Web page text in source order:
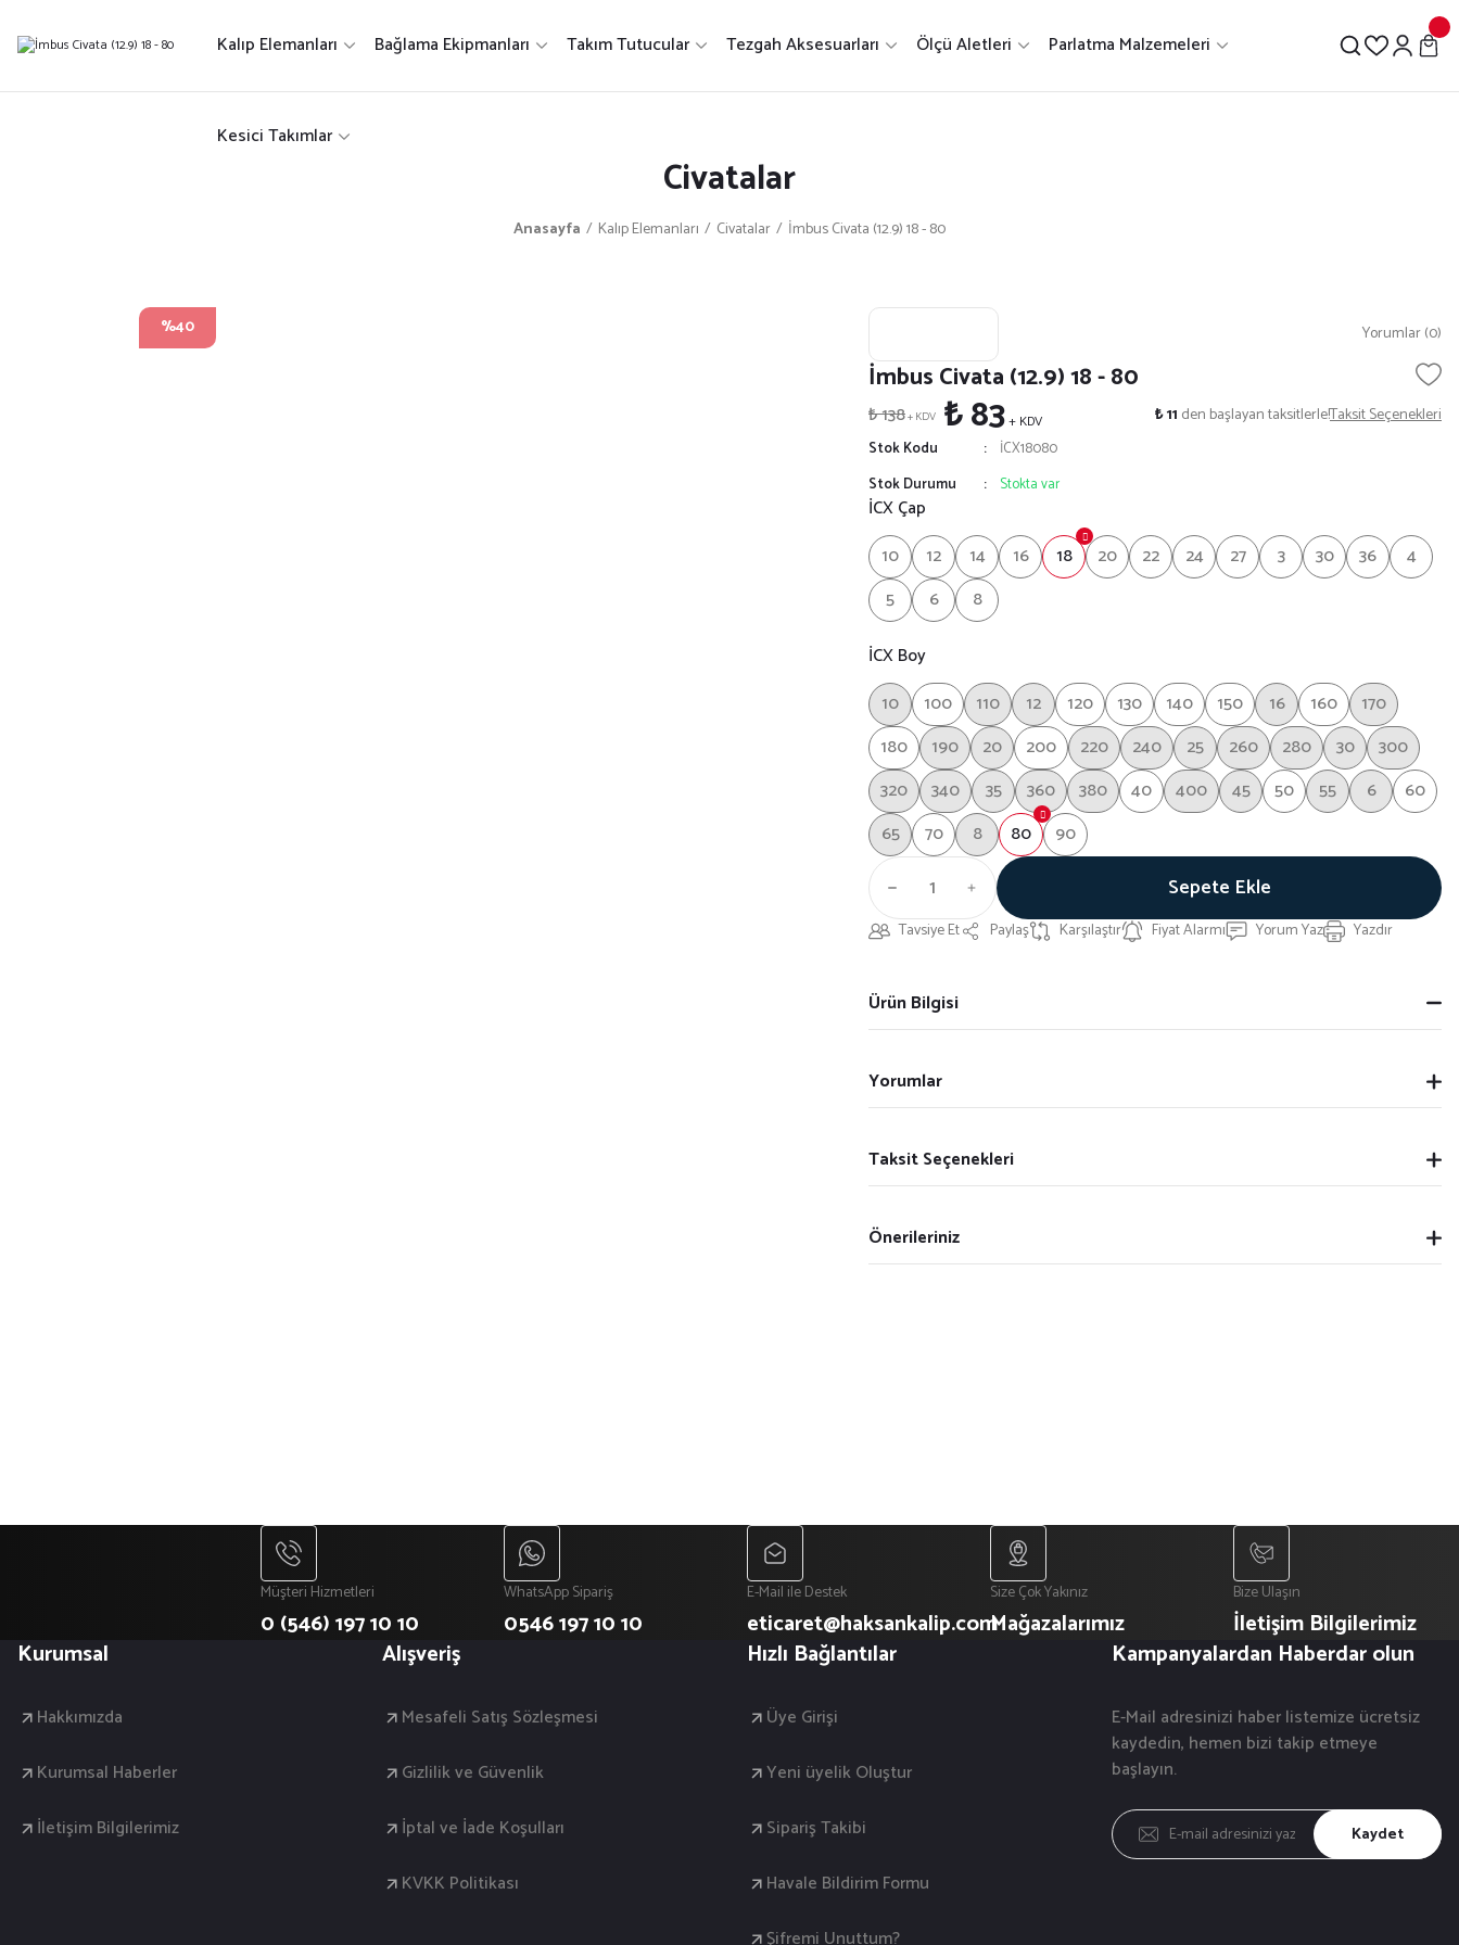
Kalıp Elemanları Bağlama Ekipmanları Takım Tutucular Tezgah Aksesuarları Ölçü Aletleri Parlatma Malzemeleri
Kesici Takımlar
Civatalar
Anasayfa Kalıp Elemanları Civatalar İmbus Civata (12.9) 18 - 80
%40 Yorumlar (0)
İmbus Civata (12.9) 18 - 80
₺ 138+ KDV ₺ 83+ KDV ₺ 11 den başlayan taksitlerle!Taksit Seçenekleri
Stok Kodu
İCX18080
Stok Durumu
Stokta var
İCX Çap
10
12 14 16 18 20 22 24 27 3 30 36
4
5
6
8
İCX Boy
10
100 110 12 120 130 140 150 16 160
170
180
190 20 200 220 240 25 260 280 30
300
320
340 35 360 380 40 400 45 50 55 6
60
65
70 8 80 90
Sepete Ekle
Tavsiye Et Paylaş Karşılaştır Fiyat Alarmı Yorum Yaz Yazdır
Ürün Bilgisi
Yorumlar
Taksit Seçenekleri
Önerileriniz
Müşteri Hizmetleri
0 (546) 197 10 10
WhatsApp Sipariş
0546 197 10 10
E-Mail ile Destek
eticaret@haksankalip.com
Size Çok Yakınız
Mağazalarımız
Bize Ulaşın
İletişim Bilgilerimiz
Kurumsal
Hakkımızda
Kurumsal Haberler
İletişim Bilgilerimiz
Alışveriş
Mesafeli Satış Sözleşmesi
Gizlilik ve Güvenlik
İptal ve İade Koşulları
KVKK Politikası
Hızlı Bağlantılar
Üye Girişi
Yeni üyelik Oluştur
Sipariş Takibi
Havale Bildirim Formu
Şifremi Unuttum?
Kampanyalardan Haberdar olun
E-Mail adresinizi haber listemize ücretsiz
kaydedin, hemen bizi takip etmeye
başlayın.
Kaydet